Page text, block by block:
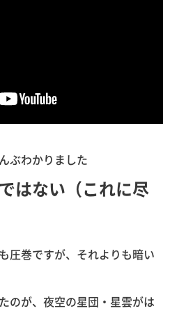
ぶわかりました
はない（これに尽
圧巻ですが、それよりも暗い
のが、夜空の星団・星雲がは